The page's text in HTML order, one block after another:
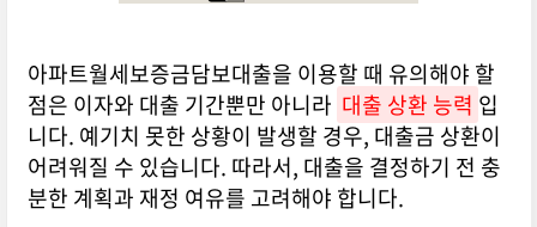
아파트월세보증금담보대출을 이용할 때 유의해야 할
점은 이자와 대출 기간뿐만 아니라 대출 상환 능력 입
니다. 예기치 못한 상황이 발생할 경우, 대출금 상환이
어려워질 수 있습니다. 따라서, 대출을 결정하기 전 충
분한 계획과 재정 여유를 고려해야 합니다.